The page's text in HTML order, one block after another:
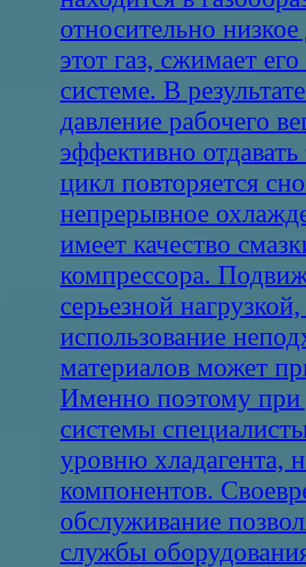
относительно
этот газ, сжимает
системе. В
давление рабочего
эффективно
цикл повторяется
непрерывное
имеет качество
компрессора.
серьезной
использование
материалов может
Именно поэтому при
системы
уровню хладагента,
компонентов.
обслуживание
службы